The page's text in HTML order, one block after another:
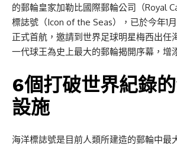
的郵輪皇家加勒比國際郵輪公司（Royal
標誌號（Icon of the Seas），已於今年1
正式首航，邀請到世界足球明星梅西出任
一代球王為史上最大的郵輪揭開序幕，增
6個打破世界紀錄
設施
海洋標誌號是目前人類所建造的郵輪中最